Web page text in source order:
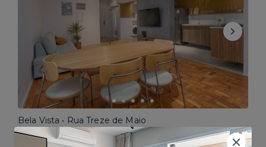
Bela Vista • Rua Treze de Maio
Compartilhado até 5 pessoas • 160m²